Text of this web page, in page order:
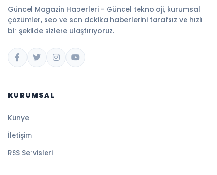
Güncel Magazin Haberleri - Güncel teknoloji, kurumsal
çözümler, seo ve son dakika haberlerini tarafsız ve hızlı
bir şekilde sizlere ulaştırıyoruz.
KURUMSAL
Künye
İletişim
RSS Servisleri